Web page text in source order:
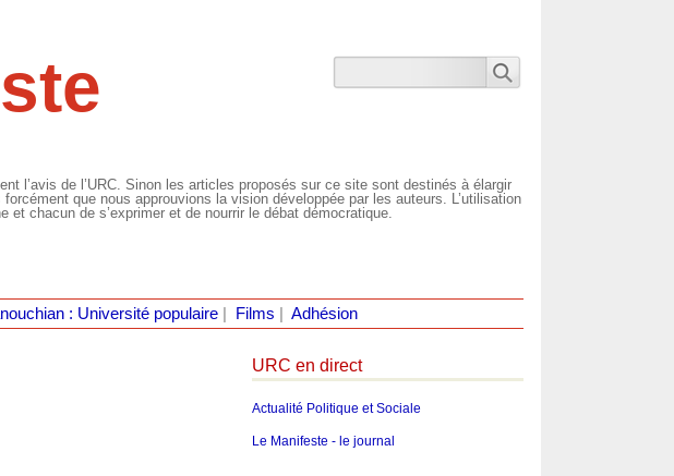
l’avis de l’URC. Sinon les articles proposés sur ce site sont destinés à élargir
que nous approuvions la vision développée par les auteurs. L’utilisation
chacun de s’exprimer et de nourrir le débat démocratique.
: Université populaire| Films Adhésion
URC en direct
Actualité Politique et Sociale
Le Manifeste - le journal